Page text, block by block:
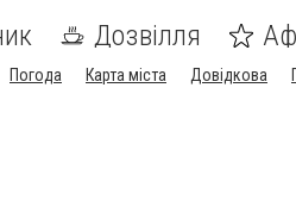
Дозвілля
Погода Карта міста Довідкова